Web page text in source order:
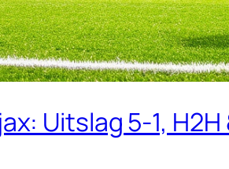
Uitslag 5-1, H2H